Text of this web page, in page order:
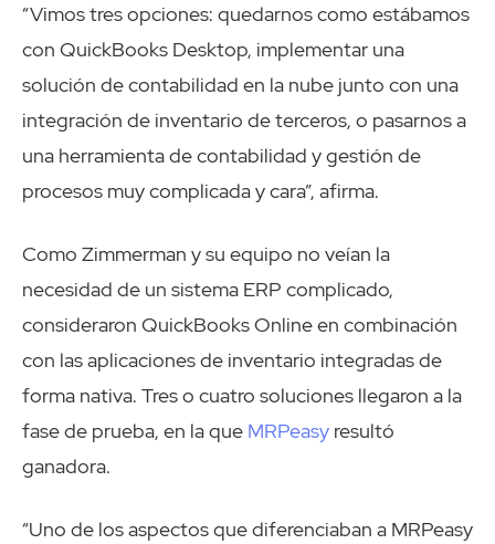
“Vimos tres opciones: quedarnos como estábamos
con QuickBooks Desktop, implementar una
solución de contabilidad en la nube junto con una
integración de inventario de terceros, o pasarnos a
una herramienta de contabilidad y gestión de
procesos muy complicada y cara”, afirma.
Como Zimmerman y su equipo no veían la
necesidad de un sistema ERP complicado,
consideraron QuickBooks Online en combinación
con las aplicaciones de inventario integradas de
forma nativa. Tres o cuatro soluciones llegaron a la
fase de prueba, en la que MRPeasy resultó
ganadora.
“Uno de los aspectos que diferenciaban a MRPeasy